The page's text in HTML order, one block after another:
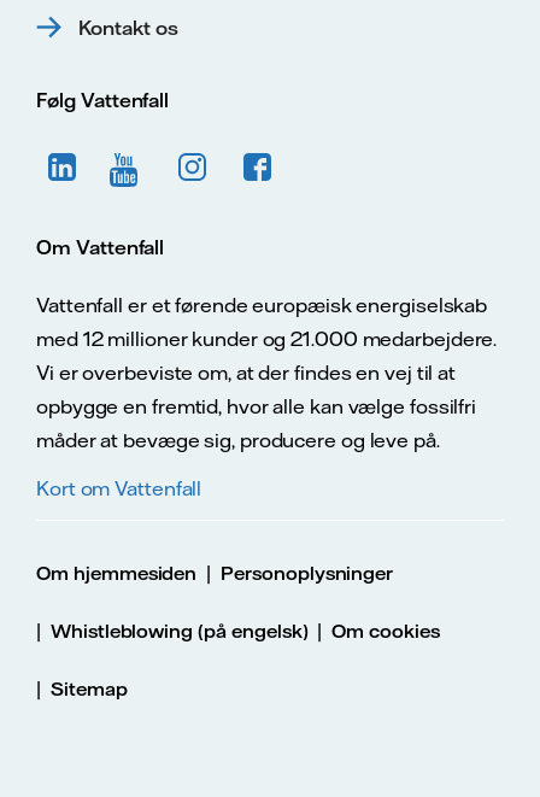
Kontakt os
Følg Vattenfall
Om Vattenfall
Vattenfall er et førende europæisk energiselskab
med 12 millioner kunder og 21.000 medarbejdere.
Vi er overbeviste om, at der findes en vej til at
opbygge en fremtid, hvor alle kan vælge fossilfri
måder at bevæge sig, producere og leve på.
Kort om Vattenfall
Om hjemmesiden | Personoplysninger
| Whistleblowing (på engelsk)|Om cookies
| Sitemap